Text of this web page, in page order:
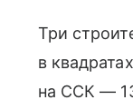
Три
в
на ССК —